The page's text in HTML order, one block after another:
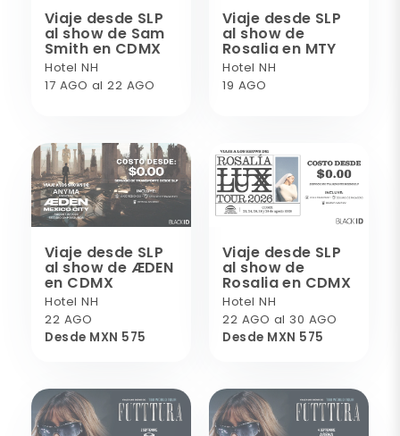
Viaje desde SLP
al show de Sam
Smith en CDMX
Hotel NH
17 AGO al 22 AGO
Viaje desde SLP
al show de
Rosalia en MTY
Hotel NH
19 AGO
Viaje desde SLP
al show de ÆDEN
en CDMX
Hotel NH
22 AGO
Desde MXN 575
Viaje desde SLP
al show de
Rosalia en CDMX
Hotel NH
22 AGO al 30 AGO
Desde MXN 575